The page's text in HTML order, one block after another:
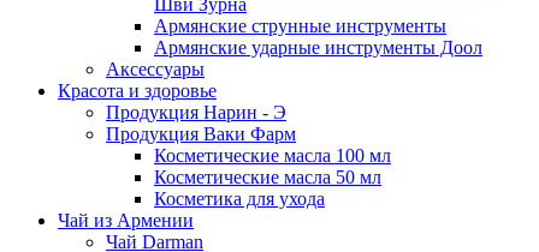
Шви Зурна
Армянские струнные инструменты
Армянские ударные инструменты Доол
Аксессуары
Красота и здоровье
Продукция Нарин - Э
Продукция Ваки Фарм
Косметические масла 100 мл
Косметические масла 50 мл
Косметика для ухода
Чай из Армении
Чай Darman